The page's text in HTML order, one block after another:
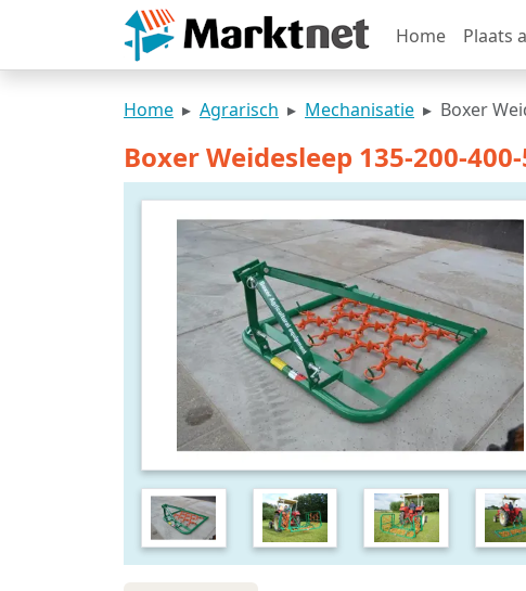
Home Plaats
Home Agrarisch Mechanisatie Boxer
Boxer Weidesleep 135-200-